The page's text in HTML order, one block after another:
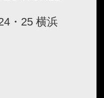
・25 横浜